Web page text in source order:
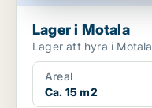
Lager i Motala
Lager att hyra i Motala
Areal
Ca. 15 m2